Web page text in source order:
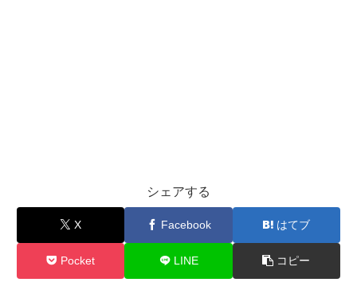
シェアする
X Facebook はてブ
Pocket LINE コピー